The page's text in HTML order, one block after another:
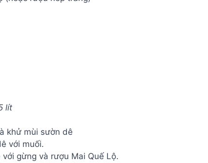
lít
khử mùi sườn dê
với muối.
gừng và rượu Mai Quế Lộ.